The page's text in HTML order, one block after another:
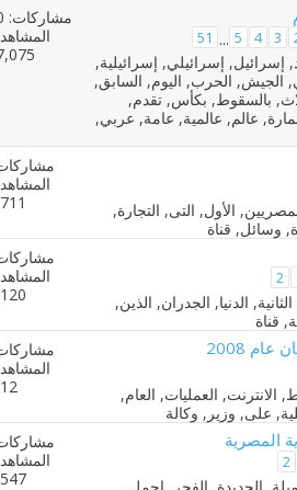
3
4
5
...
51
مشاركات: 250
2
2008
المصرية
2